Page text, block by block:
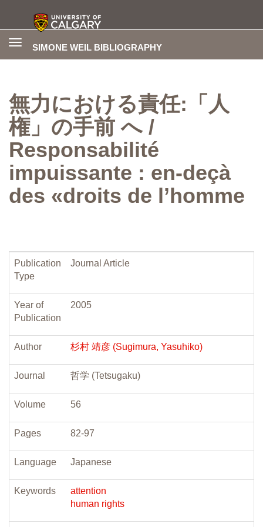
SIMONE WEIL BIBLIOGRAPHY
Toggle
無力における責任:「人
権」の手前 へ /
Responsabilité
impuissante : en-deçà
des «droits de l’homme
Publication
Type
Journal Article
Year of
Publication
2005
Author 杉村 靖彦 (Sugimura, Yasuhiko)
Journal 哲学 (Tetsugaku)
Volume 56
Pages 82-97
Language Japanese
Keywords
attention
human rights